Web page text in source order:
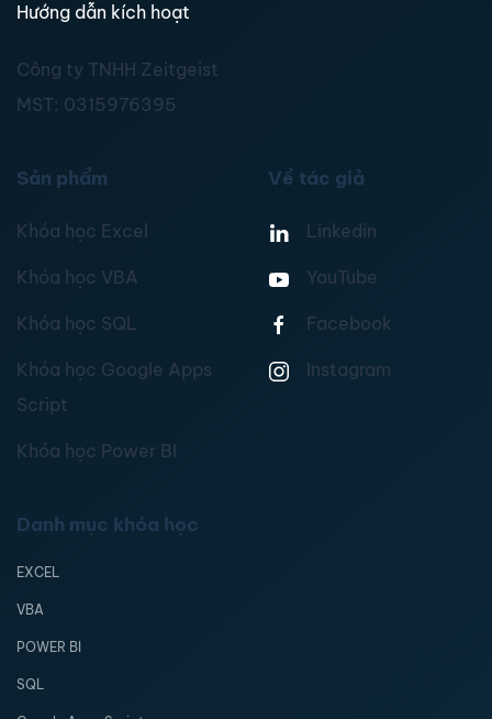
Hướng dẫn kích hoạt
Công ty TNHH Zeitgeist
MST: 0315976395
Sản phẩm
Khóa học Excel
Khóa học VBA
Khóa học SQL
Khóa học Google Apps
Script
Khóa học Power BI
Về tác giả
Linkedin
YouTube
Facebook
Instagram
Danh mục khóa học
EXCEL
VBA
POWER BI
SQL